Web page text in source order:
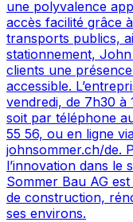
une polyvalence
accès facilité grâce
transports publics,
stationnement,
clients une
accessible.
vendredi, de 7h30 à
soit par téléphone
55 56, ou en ligne
johnsommer.ch/de.
l’innovation dans
Sommer Bau AG
de construction,
ses environs.